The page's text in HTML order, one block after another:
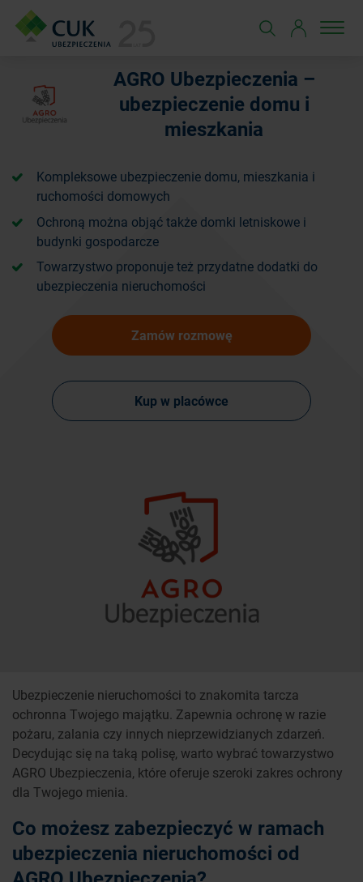
AGRO Ubezpieczenia –
ubezpieczenie domu i
mieszkania
Kompleksowe ubezpieczenie domu, mieszkania i
ruchomości domowych
Ochroną można objąć także domki letniskowe i
budynki gospodarcze
Towarzystwo proponuje też przydatne dodatki do
ubezpieczenia nieruchomości
Zamów rozmowę
Kup w placówce
Ubezpieczenie nieruchomości to znakomita tarcza
ochronna Twojego majątku. Zapewnia ochronę w razie
pożaru, zalania czy innych nieprzewidzianych zdarzeń.
Decydując się na taką polisę, warto wybrać towarzystwo
AGRO Ubezpieczenia, które oferuje szeroki zakres ochrony
dla Twojego mienia.
Co możesz zabezpieczyć w ramach
ubezpieczenia nieruchomości od